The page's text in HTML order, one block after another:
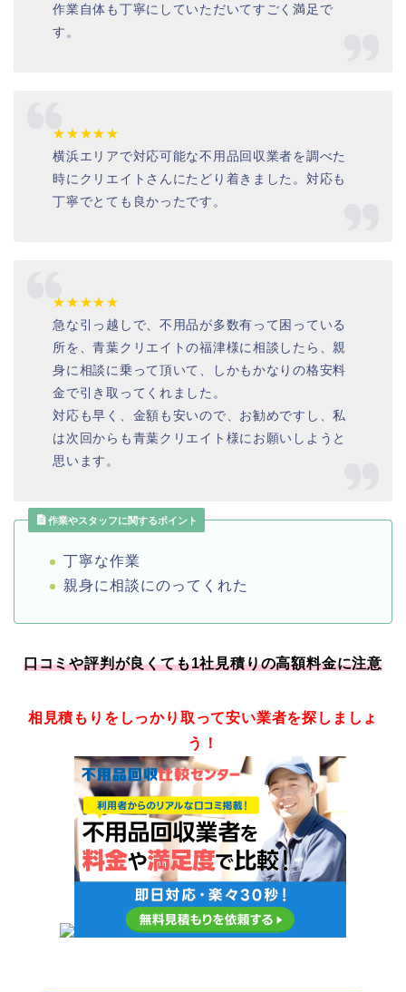
作業自体も丁寧にしていただいてすごく満足で
す。
★★★★★
横浜エリアで対応可能な不用品回収業者を調べた
時にクリエイトさんにたどり着きました。対応も
丁寧でとても良かったです。
★★★★★
急な引っ越しで、不用品が多数有って困っている
所を、青葉クリエイトの福津様に相談したら、親
身に相談に乗って頂いて、しかもかなりの格安料
金で引き取ってくれました。
対応も早く、金額も安いので、お勧めですし、私
は次回からも青葉クリエイト様にお願いしようと
思います。
作業やスタッフに関するポイント
丁寧な作業
親身に相談にのってくれた
口コミや評判が良くても1社見積りの高額料金に注意
相見積もりをしっかり取って安い業者を探しましょ
う！